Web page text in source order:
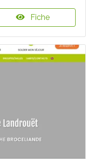
Fiche